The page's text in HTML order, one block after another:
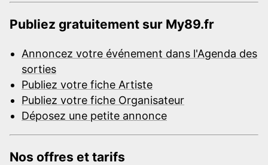
Publiez gratuitement sur My89.fr
Annoncez votre événement dans l'Agenda des
sorties
Publiez votre fiche Artiste
Publiez votre fiche Organisateur
Déposez une petite annonce
Nos offres et tarifs